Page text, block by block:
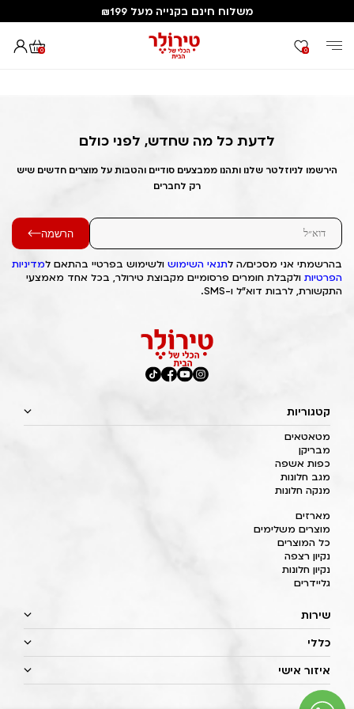
משלוח חינם בקנייה מעל ₪199
0 0
דף הבית Out of Stock Alert 2025/04/04 1743775804
לדעת כל מה שחדש, לפני כולם
הירשמו לניוזלטר שלנו ותהנו ממבצעים סודיים והטבות על מוצרים חדשים שיש
רק לחברים
הרשמה
בהרשמתי אני מסכים/ה לתנאי השימוש ולשימוש בפרטיי בהתאם למדיניות
הפרטיות ולקבלת חומרים פרסומיים מקבוצת טירולר, בכל אחד מאמצעי
התקשורת, לרבות דוא"ל ו-SMS.
קטגוריות
מטאטאים
מבריקן
כפות אשפה
מגב חלונות
מנקה חלונות
מארזים
מוצרים משלימים
כל המוצרים
נקיון רצפה
נקיון חלונות
גליידרים
שירות
כללי
איזור אישי